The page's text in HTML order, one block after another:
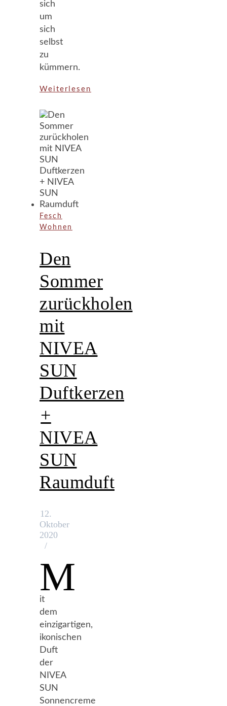
sich
um
sich
selbst
zu
kümmern.
Weiterlesen
Fesch
Wohnen
Den
Sommer
zurückholen
mit
NIVEA
SUN
Duftkerzen
+
NIVEA
SUN
Raumduft
12.
Oktober
2020
/
M
it
dem
einzigartigen,
ikonischen
Duft
der
NIVEA
SUN
Sonnencreme